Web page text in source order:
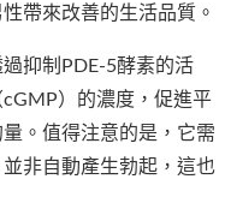
帶來改善的生活品質。
抑制PDE-5酵素的活
）的濃度，促進平
。值得注意的是，它需
非自動產生勃起，這也